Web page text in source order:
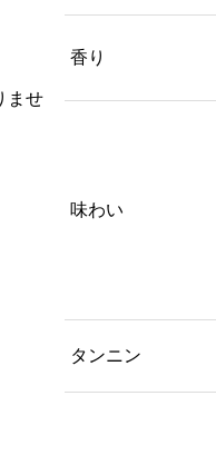
ませ
香り
味わい
タンニン